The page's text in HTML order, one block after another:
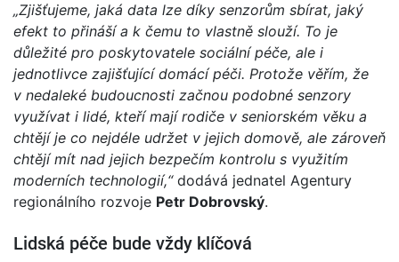
„Zjišťujeme, jaká data lze díky senzorům sbírat, jaký
efekt to přináší a k čemu to vlastně slouží. To je
důležité pro poskytovatele sociální péče, ale i
jednotlivce zajišťující domácí péči. Protože věřím, že
v nedaleké budoucnosti začnou podobné senzory
využívat i lidé, kteří mají rodiče v seniorském věku a
chtějí je co nejdéle udržet v jejich domově, ale zároveň
chtějí mít nad jejich bezpečím kontrolu s využitím
moderních technologií,“dodává jednatel Agentury
regionálního rozvoje Petr Dobrovský.
Lidská péče bude vždy klíčová